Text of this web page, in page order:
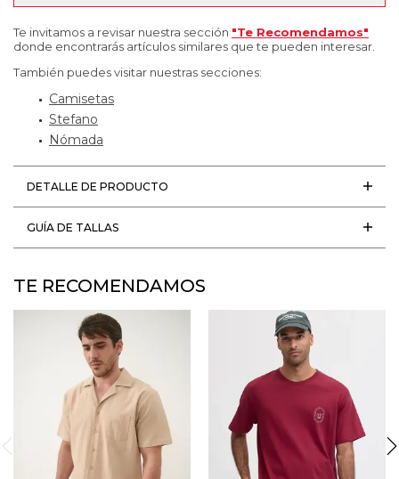
Te invitamos a revisar nuestra sección "Te Recomendamos"
donde encontrarás artículos similares que te pueden interesar.
También puedes visitar nuestras secciones:
Camisetas
Stefano
Nómada
DETALLE DE PRODUCTO
GUÍA DE TALLAS
TE RECOMENDAMOS